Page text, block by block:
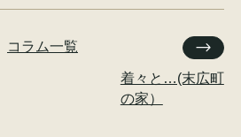
コラム一覧
着々と…(末広町
の家）